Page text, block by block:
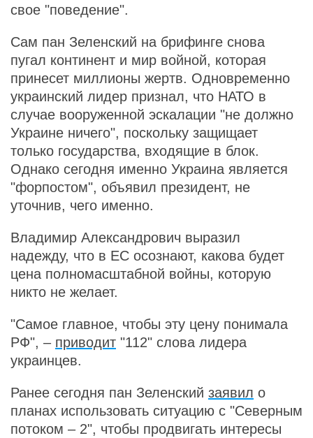
свое "поведение".
Сам пан Зеленский на брифинге снова
пугал континент и мир войной, которая
принесет миллионы жертв. Одновременно
украинский лидер признал, что НАТО в
случае вооруженной эскалации "не должно
Украине ничего", поскольку защищает
только государства, входящие в блок.
Однако сегодня именно Украина является
"форпостом", объявил президент, не
уточнив, чего именно.
Владимир Александрович выразил
надежду, что в ЕС осознают, какова будет
цена полномасштабной войны, которую
никто не желает.
"Самое главное, чтобы эту цену понимала
РФ", – приводит "112" слова лидера
украинцев.
Ранее сегодня пан Зеленский заявил о
планах использовать ситуацию с "Северным
потоком – 2", чтобы продвигать интересы